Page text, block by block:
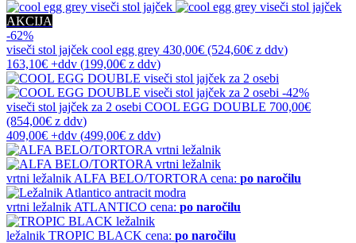
AKCIJA
-62%
viseči stol jajček cool egg grey 430,00€ (524,60€ z ddv)
163,10€ +ddv (199,00€ z ddv)
-42%
viseči stol jajček za 2 osebi COOL EGG DOUBLE 700,00€
(854,00€ z ddv)
409,00€ +ddv (499,00€ z ddv)
vrtni ležalnik ALFA BELO/TORTORA cena: po naročilu
vrtni ležalnik ATLANTICO cena: po naročilu
ležalnik TROPIC BLACK cena: po naročilu